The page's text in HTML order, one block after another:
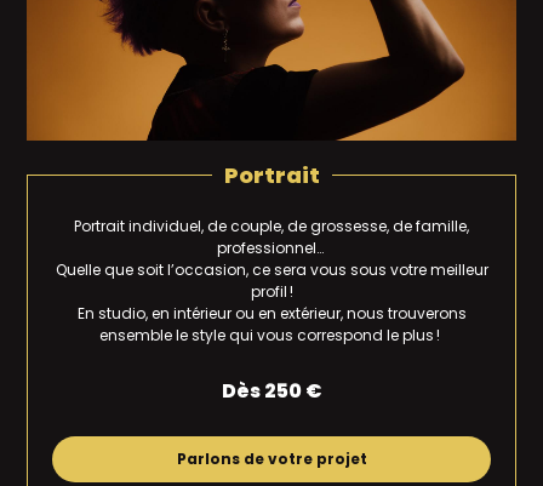
Portrait
Portrait individuel, de couple, de grossesse, de famille,
professionnel…
Quelle que soit l’occasion, ce sera vous sous votre meilleur
profil !
En studio, en intérieur ou en extérieur, nous trouverons
ensemble le style qui vous correspond le plus !
Dès 250 €
Parlons de votre projet